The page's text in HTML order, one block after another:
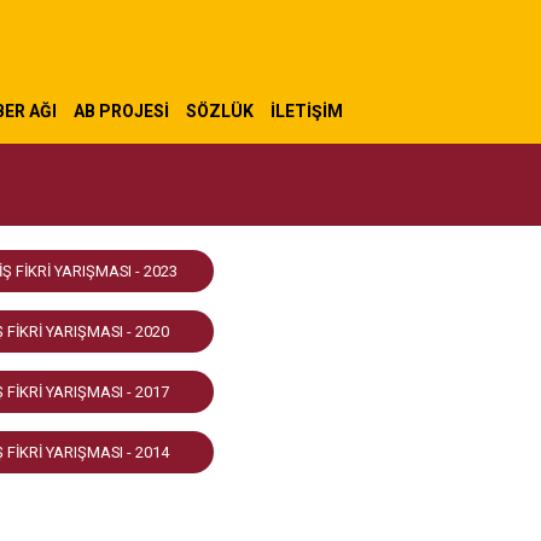
AĞI AB PROJESİ SÖZLÜK İLETIŞIM
FİKRİ YARIŞMASI - 2023
FİKRİ YARIŞMASI - 2020
FİKRİ YARIŞMASI - 2017
FİKRİ YARIŞMASI - 2014